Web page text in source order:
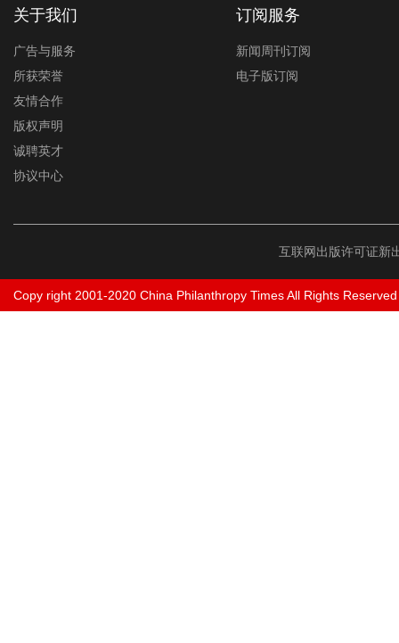
关于我们
广告与服务
所获荣誉
友情合作
版权声明
诚聘英才
协议中心
订阅服务
新闻周刊订阅
电子版订阅
互联网出版许可证新
Copy right 2001-2020 China Philanthropy Times All Rights Reserved